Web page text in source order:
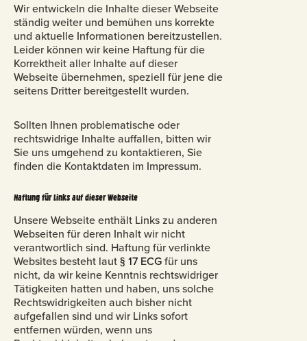
Wir entwickeln die Inhalte dieser Webseite
ständig weiter und bemühen uns korrekte
und aktuelle Informationen bereitzustellen.
Leider können wir keine Haftung für die
Korrektheit aller Inhalte auf dieser
Webseite übernehmen, speziell für jene die
seitens Dritter bereitgestellt wurden.
Sollten Ihnen problematische oder
rechtswidrige Inhalte auffallen, bitten wir
Sie uns umgehend zu kontaktieren, Sie
finden die Kontaktdaten im Impressum.
Haftung für Links auf dieser Webseite
Unsere Webseite enthält Links zu anderen
Webseiten für deren Inhalt wir nicht
verantwortlich sind. Haftung für verlinkte
Websites besteht laut§ 17 ECGfür uns
nicht, da wir keine Kenntnis rechtswidriger
Tätigkeiten hatten und haben, uns solche
Rechtswidrigkeiten auch bisher nicht
aufgefallen sind und wir Links sofort
entfernen würden, wenn uns